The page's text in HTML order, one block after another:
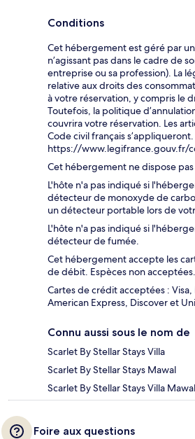
Conditions
Cet hébergement est géré par
n’agissant pas dans le cadre de
entreprise ou sa profession). La
relative aux droits des
à votre réservation, y compris le
Toutefois, la politique
couvrira votre réservation. Les
Code civil français s’appliqueront.
https://www.legifrance.gouv.fr/
Cet hébergement ne dispose pas
L'hôte n'a pas indiqué si
détecteur de monoxyde de
un détecteur portable lors de
L'hôte n'a pas indiqué si
détecteur de fumée.
Cet hébergement accepte les
de débit. Espèces non acceptées.
Cartes de crédit acceptées :
American Express, Discover et
Connu aussi sous le nom de
Scarlet By Stellar Stays Villa
Scarlet By Stellar Stays Mawal
Scarlet By Stellar Stays Villa Mawal
Foire aux questions